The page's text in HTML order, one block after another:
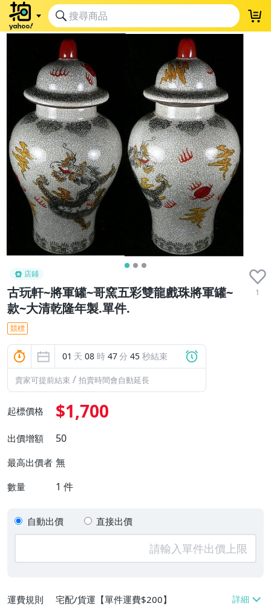
店鋪
古玩軒~將軍罐~哥窯五彩雙龍戲珠將軍罐~
款~大清乾隆年製.單件.
1
競標
01 天 08 時 47分 44 秒結束
賣家可提前結束 / 拍賣時間會自動延長
起標價格 $1,700
出價增額 50
最高出價者 無
數量 1 件
自動出價 直接出價
運費規則
宅配/貨運【單件運費$200】